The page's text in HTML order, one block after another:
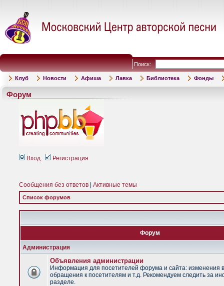
Поиск:
Клуб Новости Афиша Лавка Библиотека Фонды
Форум
Вход Регистрация
Сообщения без ответов Активные темы
Список форумов
Форум
Администрация
Объявления администрации
Информация для посетителей форума и сайта: изменения
обращения к посетителям и т.д. Рекомендуем следить за
разделе.